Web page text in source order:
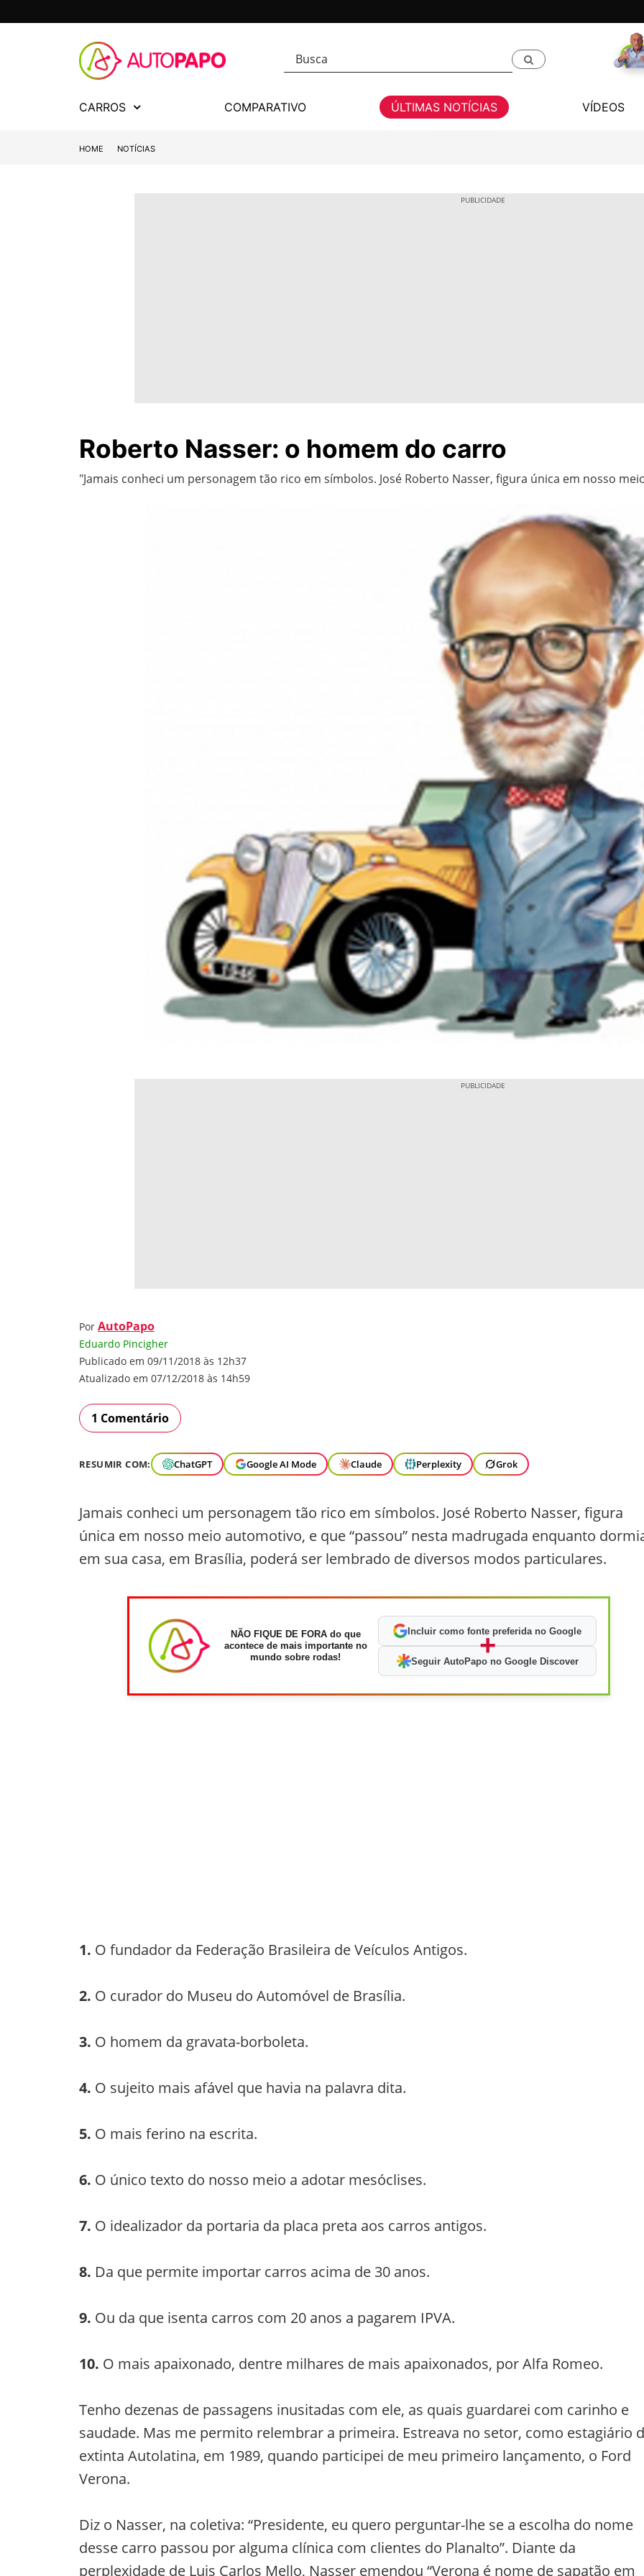
CARROS COMPARATIVO ÚLTIMAS NOTÍCIAS VÍDEOS
HOME NOTÍCIAS
Roberto Nasser: o homem do carro
"Jamais conheci um personagem tão rico em símbolos. José Roberto Nasser, figura única em nosso
Por AutoPapo
Eduardo Pincigher
Publicado em 09/11/2018 às 12h37
Atualizado em 07/12/2018 às 14h59
1 Comentário
RESUMIR COM: ChatGPT Google AI Mode Claude Perplexity Grok
Jamais conheci um personagem tão rico em símbolos. José Roberto Nasser, figura
única em nosso meio automotivo, e que “passou” nesta madrugada enquanto
em sua casa, em Brasília, poderá ser lembrado de diversos modos particulares.
NÃO FIQUE DE FORA do que
acontece de mais importante no
mundo sobre rodas!
Incluir como fonte preferida no Google
+
Seguir AutoPapo no Google Discover
1. O fundador da Federação Brasileira de Veículos Antigos.
2. O curador do Museu do Automóvel de Brasília.
3. O homem da gravata-borboleta.
4. O sujeito mais afável que havia na palavra dita.
5. O mais ferino na escrita.
6. O único texto do nosso meio a adotar mesóclises.
7. O idealizador da portaria da placa preta aos carros antigos.
8. Da que permite importar carros acima de 30 anos.
9. Ou da que isenta carros com 20 anos a pagarem IPVA.
10. O mais apaixonado, dentre milhares de mais apaixonados, por Alfa Romeo.
Tenho dezenas de passagens inusitadas com ele, as quais guardarei com carinho e
saudade. Mas me permito relembrar a primeira. Estreava no setor, como estagiário
extinta Autolatina, em 1989, quando participei de meu primeiro lançamento, o Ford
Verona.
Diz o Nasser, na coletiva: “Presidente, eu quero perguntar-lhe se a escolha do nome
desse carro passou por alguma clínica com clientes do Planalto”. Diante da
perplexidade de Luis Carlos Mello, Nasser emendou “Verona é nome de sapatão em